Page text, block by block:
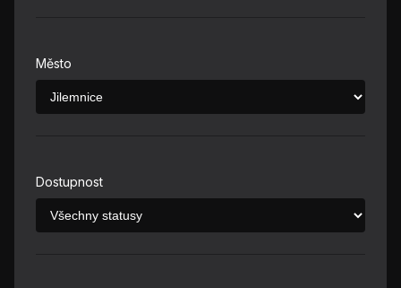
Město
Dostupnost